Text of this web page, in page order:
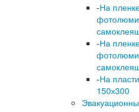
-На
-На
-На
150х300